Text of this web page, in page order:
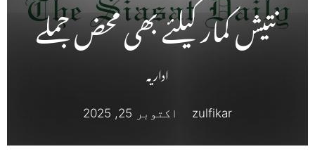
نتیش کمار کیلئے بھی محض جملے
اداریہ
zulfikar اکتوبر 25, 2025